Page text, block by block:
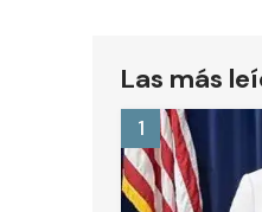
Las más
1